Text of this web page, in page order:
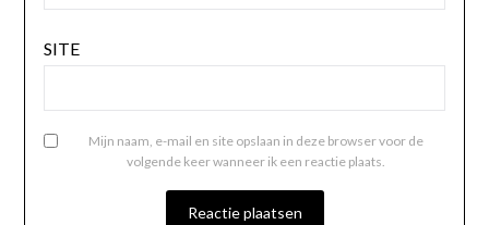
SITE
Mijn naam, e-mail en site opslaan in deze browser voor de
volgende keer wanneer ik een reactie plaats.